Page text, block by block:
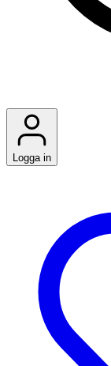
Logga in